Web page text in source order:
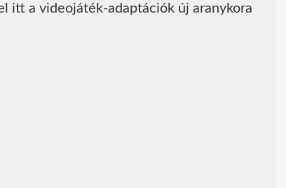
itt a videojáték-adaptációk új aranykora